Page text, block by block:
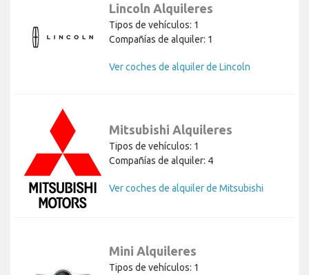
Lincoln Alquileres
Tipos de vehículos: 1
Compañías de alquiler: 1
Ver coches de alquiler de Lincoln
Mitsubishi Alquileres
Tipos de vehículos: 1
Compañías de alquiler: 4
Ver coches de alquiler de Mitsubishi
Mini Alquileres
Tipos de vehículos: 1